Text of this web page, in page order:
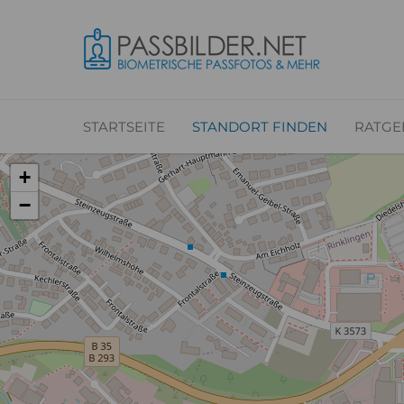
STARTSEITE STANDORT FINDEN
+
−